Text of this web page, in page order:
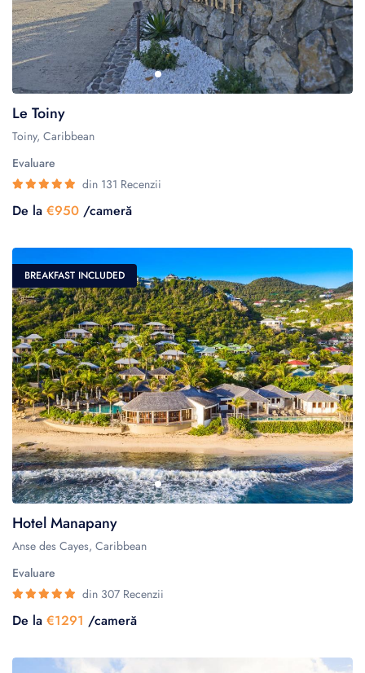
Le Toiny
Toiny, Caribbean
Evaluare
din 131 Recenzii
De la €950 /cameră
BREAKFAST INCLUDED
Hotel Manapany
Anse des Cayes, Caribbean
Evaluare
din 307 Recenzii
De la €1291 /cameră